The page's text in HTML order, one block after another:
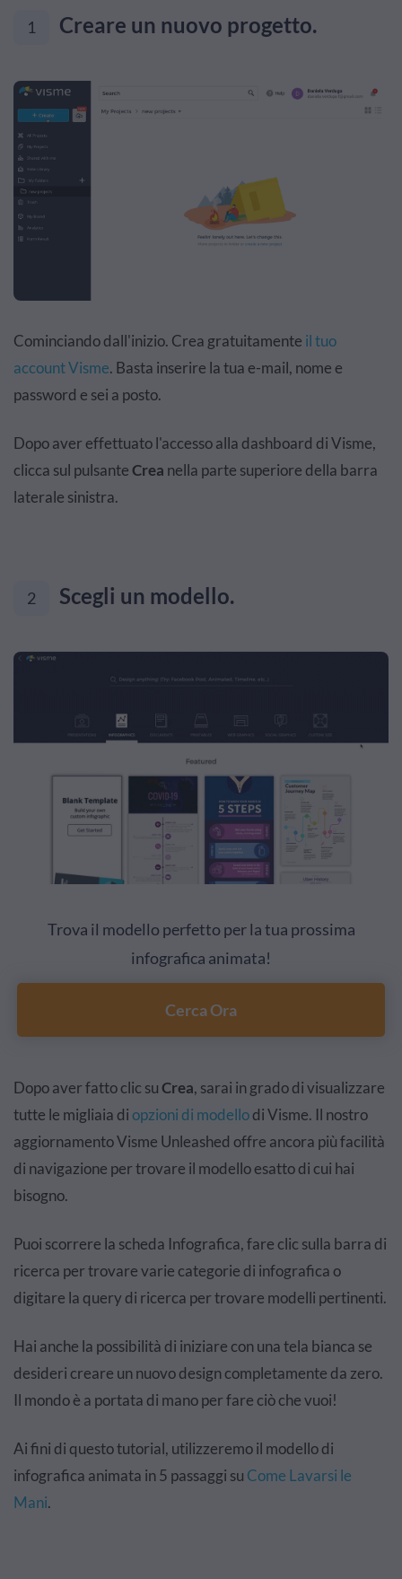
1 Creare un nuovo progetto.
Cominciando dall'inizio. Crea gratuitamente il tuo
account Visme. Basta inserire la tua e-mail, nome e
password e sei a posto.
Dopo aver effettuato l'accesso alla dashboard di Visme,
clicca sul pulsanteCrea nella parte superiore della barra
laterale sinistra.
2 Scegli un modello.
Trova il modello perfetto per la tua prossima
infografica animata!
Cerca Ora
Dopo aver fatto clic suCrea, sarai in grado di visualizzare
tutte le migliaia diopzioni di modellodi Visme. Il nostro
aggiornamentoVisme Unleashed offre ancora più facilità
di navigazione per trovare il modello esatto di cui hai
bisogno.
Puoi scorrere la scheda Infografica, fare clic sulla barra di
ricerca per trovare varie categorie di infografica o
digitare la query di ricerca per trovare modelli pertinenti.
Hai anche la possibilità di iniziare con una tela bianca se
desideri creare un nuovo design completamente da zero.
Il mondo è a portata di mano per fare ciò che vuoi!
Ai fini di questo tutorial, utilizzeremo il modello di
infografica animata in 5 passaggi su Come Lavarsi le
Mani.